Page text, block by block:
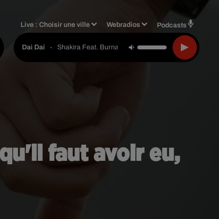
Live :Choisir une ville Webradios Podcasts
Dai Dai - Shakira Feat. Burna Boy
faut avoir eu,